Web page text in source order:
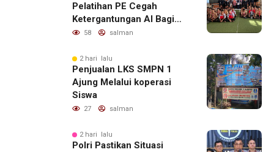
Pelatihan PE Cegah
Ketergantungan AI Bagi
58 salman
2 hari lalu
Penjualan LKS SMPN 1
Ajung Melalui koperasi
Siswa
27 salman
2 hari lalu
Polri Pastikan Situasi